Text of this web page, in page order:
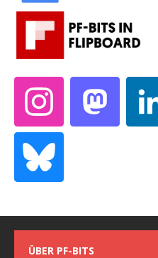
ÜBER PF-BITS